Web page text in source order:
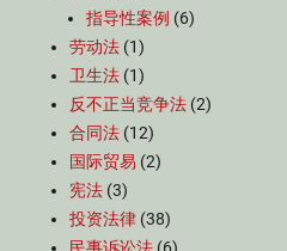
指导性案例 (6)
劳动法 (1)
卫生法 (1)
反不正当竞争法 (2)
合同法 (12)
国际贸易 (2)
宪法 (3)
投资法律 (38)